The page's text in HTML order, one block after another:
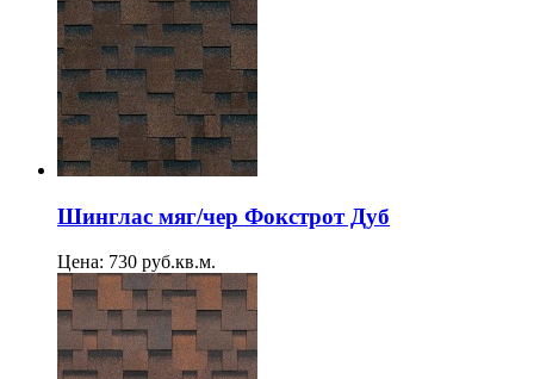
Шинглас мяг/чер Фокстрот Дуб
Цена: 730 руб.кв.м.